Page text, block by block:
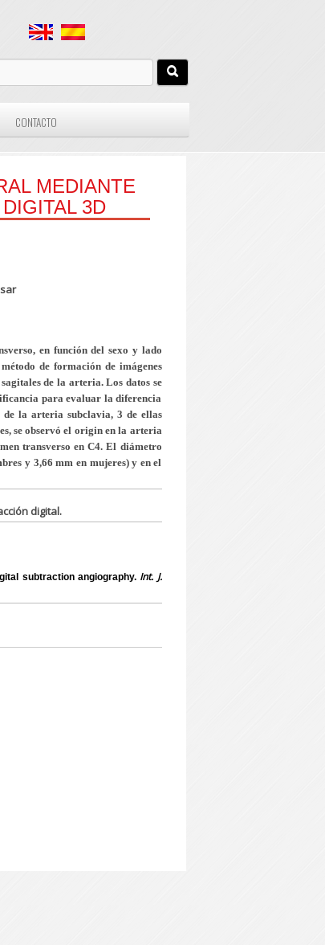
CONTACTO
MEDIANTE
3D
en función del sexo y lado
de formación de imágenes
de la arteria. Los datos se
para evaluar la diferencia
la arteria subclavia, 3 de ellas
se observó el origin en la arteria
transverso en C4. El diámetro
y 3,66 mm en mujeres) y en el
digital.
subtraction angiography.Int. J.